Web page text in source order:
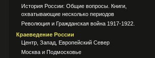
История России: Общие вопросы. Книги,
охватывающие несколько периодов
Революция и Гражданская война 1917-1922.
Краеведение России
Центр, Запад, Европейский Север
Москва и Подмосковье